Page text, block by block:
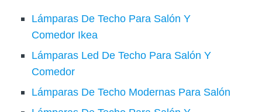
Lámparas De Techo Para Salón Y
Comedor Ikea
Lámparas Led De Techo Para Salón Y
Comedor
Lámparas De Techo Modernas Para Salón